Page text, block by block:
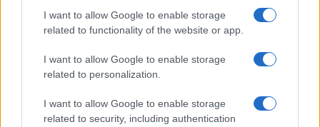
I want to allow Google to enable storage
related to functionality of the website or app.
I want to allow Google to enable storage
related to personalization.
I want to allow Google to enable storage
related to security, including authentication
Sangue, musica e solidarietà con Avis Olbia al
Delta Center
Meteo Olbia 9 agosto, temperature in calo